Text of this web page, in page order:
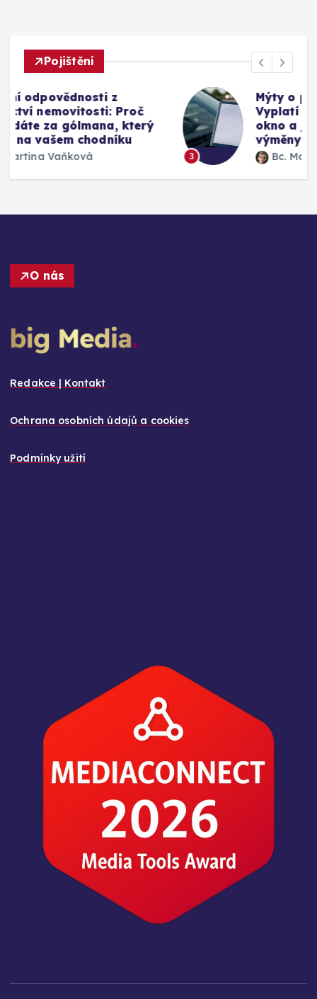
Pojištění
3
Mýty o pojištění skel u auta:
Vyplatí se připlatit si za přední
okno a jak funguje oprava bez
výměny
Bc. Martina Vaňková
O nás
Redakce | Kontakt
Ochrana osobních údajů a cookies
Podmínky užití